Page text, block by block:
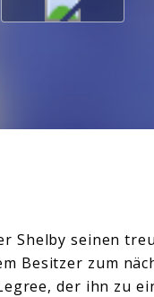
Shelby seinen
Besitzer zum
der ihn zu